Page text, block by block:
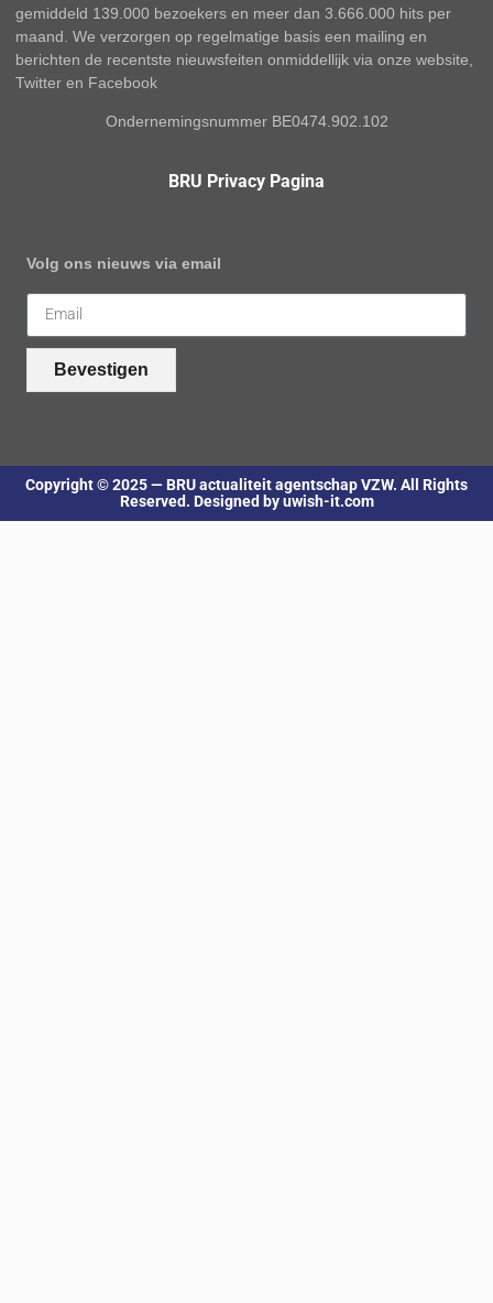
gemiddeld 139.000 bezoekers en meer dan 3.666.000 hits per
maand. We verzorgen op regelmatige basis een mailing en
berichten de recentste nieuwsfeiten onmiddellijk via onze website,
Twitter en Facebook
Ondernemingsnummer BE0474.902.102
BRU Privacy Pagina
Volg ons nieuws via email
Bevestigen
Copyright © 2025 — BRU actualiteit agentschap VZW. All Rights
Reserved. Designed by uwish-it.com